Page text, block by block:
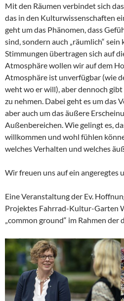
Mit den Räumen verbindet sich
das in den Kulturwissenschaften
geht um das Phänomen, dass
sind, sondern auch „räumlich“
Stimmungen übertragen sich auf
Atmosphäre wollen wir auf dem
Atmosphäre ist unverfügbar (wie
weht wo er will), aber dennoch
zu nehmen. Dabei geht es um das
aber auch um das äußere
Außenbereichen. Wie gelingt es,
willkommen und wohl fühlen
welches Verhalten und welches
Wir freuen uns auf ein angeregtes
Eine Veranstaltung der Ev.
Projektes Fahrrad-Kultur-Garten
„common ground“ im Rahmen der